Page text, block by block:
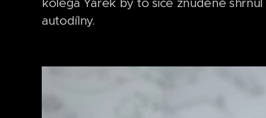
autodílny.